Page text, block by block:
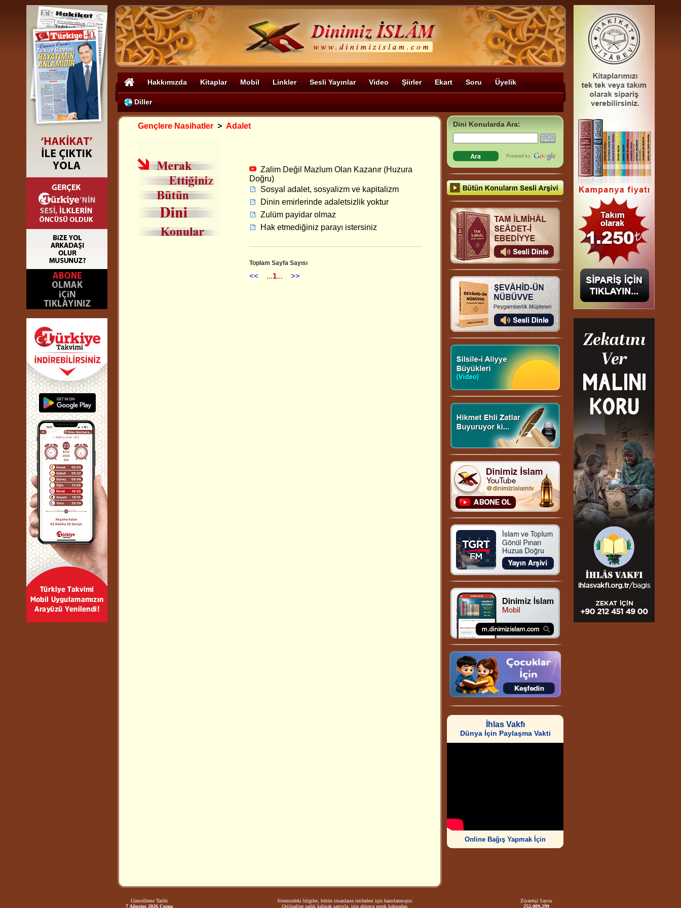
Hakkımızda Kitaplar Mobil Linkler Sesli Yayınlar Video Şiirler Ekart Soru Üyelik
Diller
Gençlere Nasihatler > Adalet
Zalim Değil Mazlum Olan Kazanır (Huzura
Doğru)
Sosyal adalet, sosyalizm ve kapitalizm
Dinin emirlerinde adaletsizlik yoktur
Zulüm payidar olmaz
Hak etmediğiniz parayı istersiniz
Toplam Sayfa Sayısı
<< ...1... >>
Dini Konularda Ara:
İhlas Vakfı
Dünya İçin Paylaşma Vakti
Online Bağış Yapmak İçin
Güncelleme Tarihi
7 Ağustos 2026 Cuma
Sitemizdeki bilgiler, bütün insanların istifadesi için hazırlanmıştır.
Orijinaline sadık kalmak şartıyla, izin almaya gerek kalmadan,
Ziyaretçi Sayısı
252.009.299